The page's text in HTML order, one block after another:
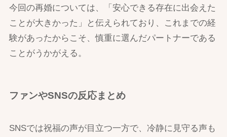
今回の再婚については、「安心できる存在に出会えた
ことが大きかった」と伝えられており、これまでの経
験があったからこそ、慎重に選んだパートナーである
ことがうかがえる。
ファンやSNSの反応まとめ
SNSでは祝福の声が目立つ一方で、冷静に見守る声も